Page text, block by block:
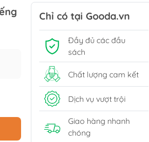
Du Ký
Lịch Sử - Văn Hoá - Chính
Trị
Tâm Linh
Sách Tham Khảo Cấp 1
Sách Tham Khảo Cấp 2
Chỉ có tại Gooda.vn
Đầy đủ các đầu
sách
Chất lượng cam kết
Dịch vụ vượt trội
Giao hàng nhanh
chóng